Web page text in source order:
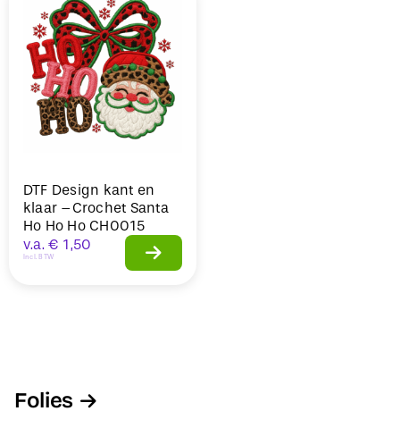
DTF Design kant en
klaar –Crochet Santa
Ho Ho Ho CH0015
v.a. € 1,50
Incl. BTW
Folies